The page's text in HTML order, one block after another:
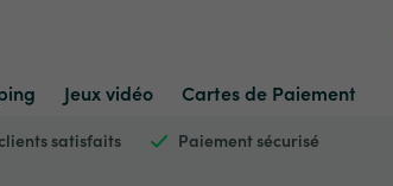
Jeux vidéo Cartes de Paiement
satisfaits Paiement sécurisé